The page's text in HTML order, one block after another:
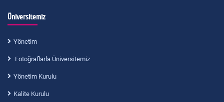
Üniversitemiz
Yönetim
Fotoğraflarla Üniversitemiz
Yönetim Kurulu
Kalite Kurulu